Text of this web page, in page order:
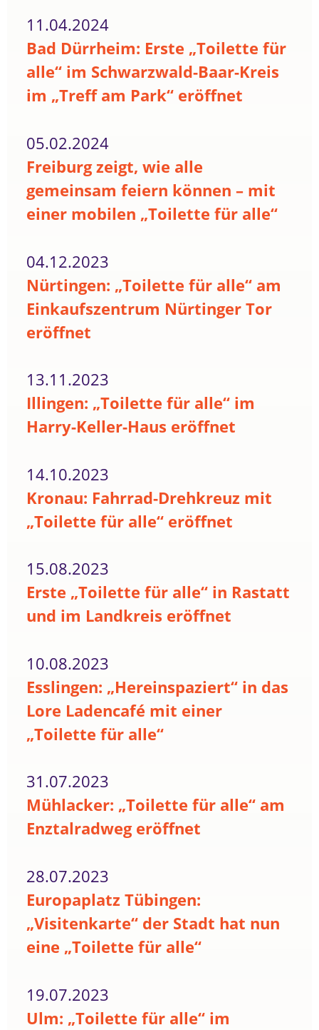
11.04.2024
Bad Dürrheim: Erste „Toilette für
alle“ im Schwarzwald-Baar-Kreis
im „Treff am Park“ eröffnet
05.02.2024
Freiburg zeigt, wie alle
gemeinsam feiern können – mit
einer mobilen „Toilette für alle“
04.12.2023
Nürtingen: „Toilette für alle“ am
Einkaufszentrum Nürtinger Tor
eröffnet
13.11.2023
Illingen: „Toilette für alle“ im
Harry-Keller-Haus eröffnet
14.10.2023
Kronau: Fahrrad-Drehkreuz mit
„Toilette für alle“ eröffnet
15.08.2023
Erste „Toilette für alle“ in Rastatt
und im Landkreis eröffnet
10.08.2023
Esslingen: „Hereinspaziert“ in das
Lore Ladencafé mit einer
„Toilette für alle“
31.07.2023
Mühlacker: „Toilette für alle“ am
Enztalradweg eröffnet
28.07.2023
Europaplatz Tübingen:
„Visitenkarte“ der Stadt hat nun
eine „Toilette für alle“
19.07.2023
Ulm: „Toilette für alle“ im